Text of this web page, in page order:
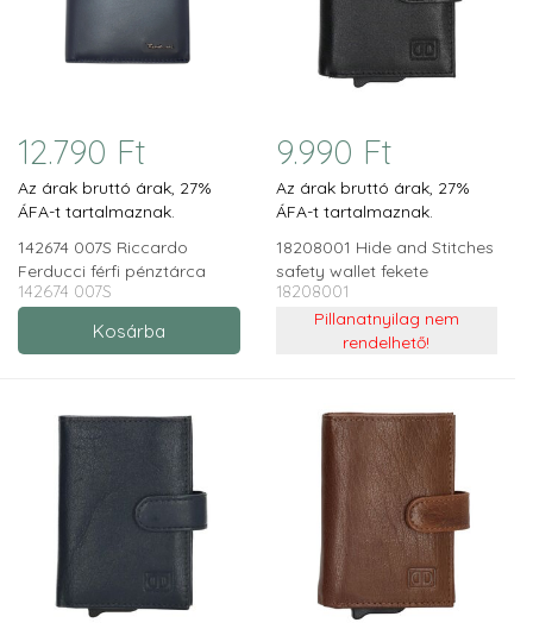
12.790 Ft
Az árak bruttó árak, 27%
ÁFA-t tartalmaznak.
142674 007S Riccardo
Ferducci férfi pénztárca
RFID
142674 007S
9.990 Ft
Az árak bruttó árak, 27%
ÁFA-t tartalmaznak.
18208001 Hide and Stitches
safety wallet fekete
18208001
Pillanatnyilag nem
rendelhető!